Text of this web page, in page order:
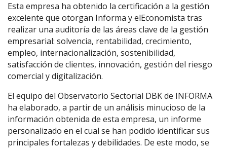
Esta empresa ha obtenido la certificación a la gestión
excelente que otorgan Informa y elEconomista tras
realizar una auditoría de las áreas clave de la gestión
empresarial: solvencia, rentabilidad, crecimiento,
empleo, internacionalización, sostenibilidad,
satisfacción de clientes, innovación, gestión del riesgo
comercial y digitalización.
El equipo del Observatorio Sectorial DBK de INFORMA
ha elaborado, a partir de un análisis minucioso de la
información obtenida de esta empresa, un informe
personalizado en el cual se han podido identificar sus
principales fortalezas y debilidades. De este modo, se